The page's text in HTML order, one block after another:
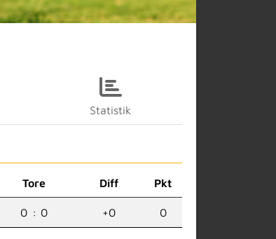
Statistik
Tore Diff Pkt
0 : 0 +0 0